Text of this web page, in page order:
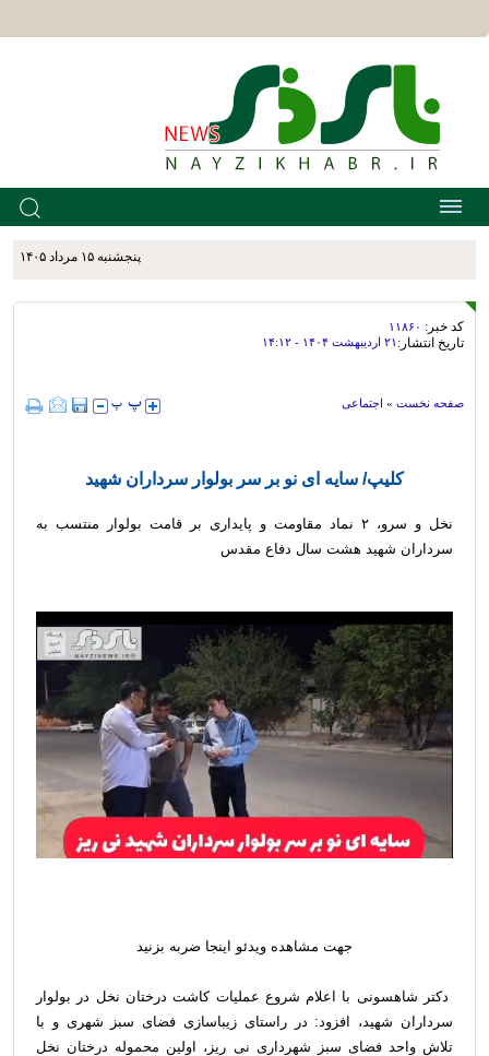
پنجشنبه ۱۵ مرداد ۱۴۰۵
کد خبر: ۱۱۸۶۰
تاریخ انتشار: ۲۱ ارديبهشت ۱۴۰۴ - ۱۴:۱۲
صفحه نخست » اجتماعی
کلیپ/ سایه ای نو بر سر بولوار سرداران شهید
نخل و سرو، ۲ نماد مقاومت و پایداری بر قامت بولوار منتسب به
سرداران شهید هشت سال دفاع مقدس
جهت مشاهده ویدئو اینجا ضربه بزنید
دکتر شاهسونی با اعلام شروع عملیات کاشت درختان نخل در بولوار
سرداران شهید، افزود: در راستای زیباسازی فضای سبز شهری و با
تلاش واحد فضای سبز شهرداری نی ریز، اولین محموله درختان نخل